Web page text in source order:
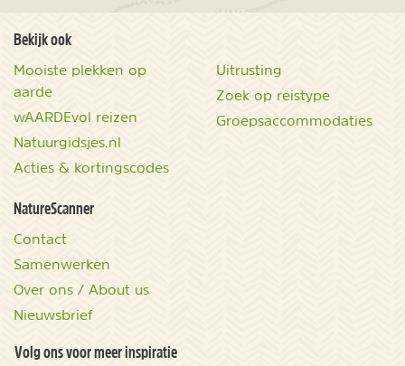
Bekijk ook
Mooiste plekken op
aarde
wAARDEvol reizen
Natuurgidsjes.nl
Acties & kortingscodes
Uitrusting
Zoek op reistype
Groepsaccommodaties
NatureScanner
Contact
Samenwerken
Over ons / About us
Nieuwsbrief
Volg ons voor meer inspiratie